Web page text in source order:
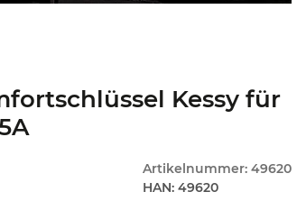
Kessy für
Artikelnummer: 49620
HAN: 49620